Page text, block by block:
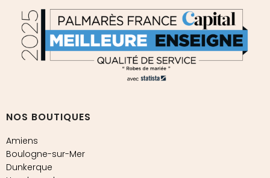
NOS BOUTIQUES
Amiens
Boulogne-sur-Mer
Dunkerque